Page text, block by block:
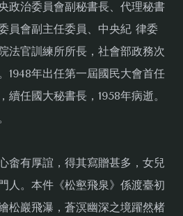
政治委員會副秘書長、代理秘書
員會副主任委員、中央紀 律委
法官訓練所所長，社會部政務次
1948年出任第一屆國民大會首任
續任國大秘書長，1958年病逝。
畬有厚誼，得其寫贈甚多，女兒
人。本件《松壑飛泉》係渡臺初
松巖飛瀑，蒼溟幽深之境躍然楮